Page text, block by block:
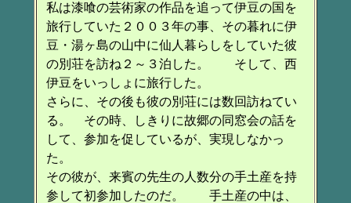
私は漆喰の芸術家の作品を追って伊豆の国を
旅行していた２００３年の事、その暮れに伊
豆・湯ヶ島の山中に仙人暮らしをしていた彼
の別荘を訪ね２～３泊した。 そして、西
伊豆をいっしょに旅行した。
さらに、その後も彼の別荘には数回訪ねてい
る。 その時、しきりに故郷の同窓会の話を
して、参加を促しているが、実現しなかっ
た。
その彼が、来賓の先生の人数分の手土産を持
参して初参加したのだ。 手土産の中は、